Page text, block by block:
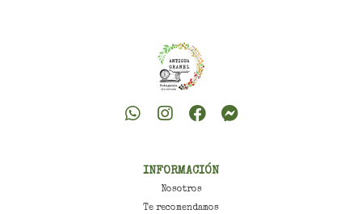
INFORMACIÓN
Nosotros
Te recomendamos